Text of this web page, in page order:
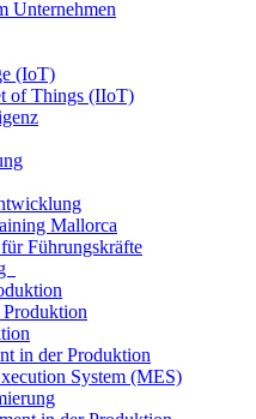
Unternehmen
(IoT)
of Things (IIoT)
Mallorca
Führungskräfte
in der Produktion
System (MES)